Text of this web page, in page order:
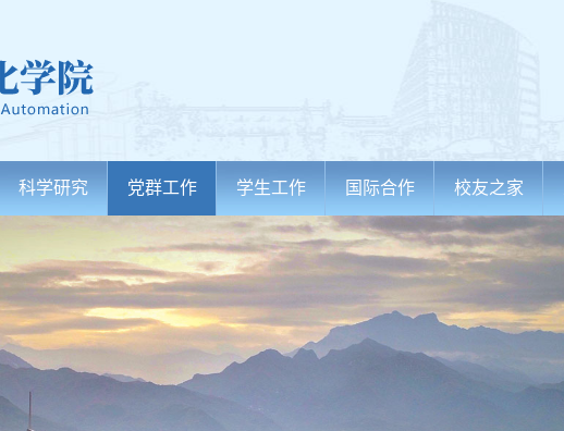
科学研究 党群工作 学生工作 国际合作 校友之家